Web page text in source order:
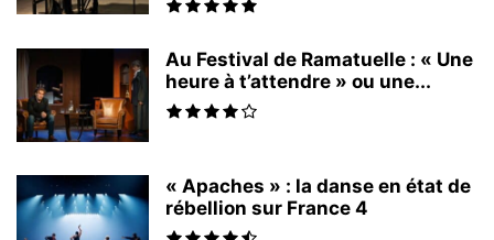
Au Festival de Ramatuelle : « Une
heure à t’attendre » ou une...
« Apaches » : la danse en état de
rébellion sur France 4